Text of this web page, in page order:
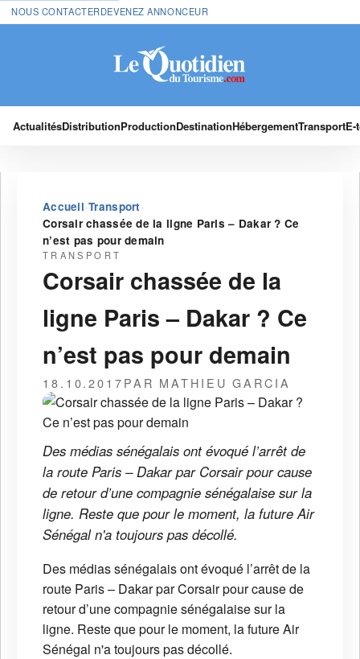
NOUS CONTACTERDEVENEZ ANNONCEUR
ActualitésDistributionProductionDestinationHébergementTransport
Accueil›Transport ›
Corsair chassée de la ligne Paris – Dakar ? Ce
n’est pas pour demain
TRANSPORT
Corsair chassée de la
ligne Paris – Dakar ? Ce
n’est pas pour demain
18.10.2017PAR MATHIEU GARCIA
Des médias sénégalais ont évoqué l’arrêt de
la route Paris – Dakar par Corsair pour cause
de retour d’une compagnie sénégalaise sur la
ligne. Reste que pour le moment, la future Air
Sénégal n'a toujours pas décollé.
Des médias sénégalais ont évoqué l’arrêt de la
route Paris – Dakar par Corsair pour cause de
retour d’une compagnie sénégalaise sur la
ligne. Reste que pour le moment, la future Air
Sénégal n'a toujours pas décollé.